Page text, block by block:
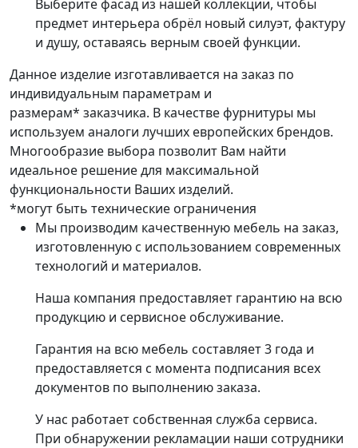
Выберите фасад из нашей коллекции, чтобы
предмет интерьера обрёл новый силуэт, фактуру
и душу, оставаясь верным своей функции.
Данное изделие изготавливается на заказ по
индивидуальным параметрам и
размерам* заказчика. В качестве фурнитуры мы
используем аналоги лучших европейских брендов.
Многообразие выбора позволит Вам найти
идеальное решение для максимальной
функциональности Ваших изделий.
*могут быть технические ограничения
Мы производим качественную мебель на заказ,
изготовленную с использованием современных
технологий и материалов.
Наша компания предоставляет гарантию на всю
продукцию и сервисное обслуживание.
Гарантия на всю мебель составляет 3 года и
предоставляется с момента подписания всех
документов по выполнению заказа.
У нас работает собственная служба сервиса.
При обнаружении рекламации наши сотрудники